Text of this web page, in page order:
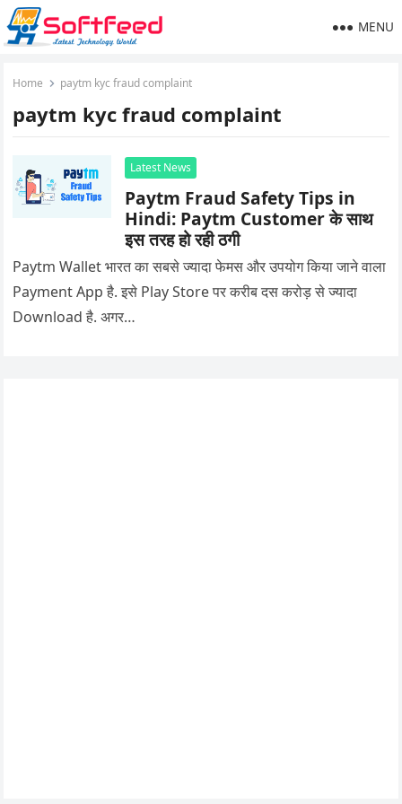
MENU
Home paytm kyc fraud complaint
paytm kyc fraud complaint
Latest News
Paytm Fraud Safety Tips in
Hindi: Paytm Customer के साथ
इस तरह हो रही ठगी
Paytm Wallet भारत का सबसे ज्यादा फेमस और उपयोग किया जाने वाला
Payment App है. इसे Play Store पर करीब दस करोड़ से ज्यादा
Download है. अगर…